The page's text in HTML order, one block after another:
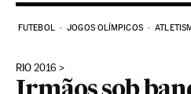
FUTEBOL JOGOS OLÍMPICOS
RIO 2016